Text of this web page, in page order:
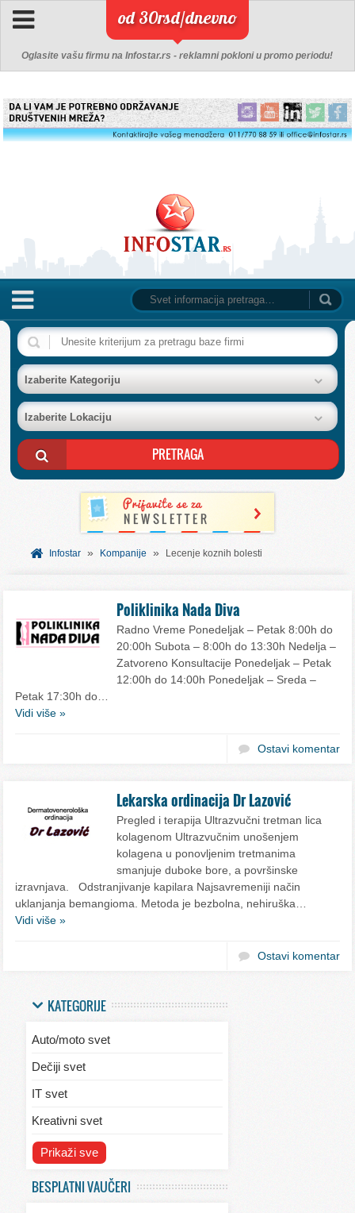
od 30rsd/dnevno
Oglasite vašu firmu na Infostar.rs - reklamni pokloni u promo periodu!
NASLOVNA
BAZA FIRMI
POSLOVNI OGLASI
AKCIJE I KATALOZI
BESPLATNI VAUČERI
SVET INFORMACIJA
Izaberite Kategoriju
Izaberite Lokaciju
Infostar » Kompanije » Lecenje koznih bolesti
Poliklinika Nada Diva
Radno Vreme Ponedeljak – Petak 8:00h do
20:00h Subota – 8:00h do 13:30h Nedelja –
Zatvoreno Konsultacije Ponedeljak – Petak
12:00h do 14:00h Ponedeljak – Sreda –
Petak 17:30h do…
Vidi više »
Ostavi komentar
Lekarska ordinacija Dr Lazović
Pregled i terapija Ultrazvučni tretman lica
kolagenom Ultrazvučnim unošenjem
kolagena u ponovljenim tretmanima
smanjuje duboke bore, a površinske
izravnjava. Odstranjivanje kapilara Najsavremeniji način
uklanjanja bemangioma. Metoda je bezbolna, nehiruška…
Vidi više »
Ostavi komentar
KATEGORIJE
Auto/moto svet
Dečiji svet
IT svet
Kreativni svet
Svet ekologije
Prikaži sve
BESPLATNI VAUČERI